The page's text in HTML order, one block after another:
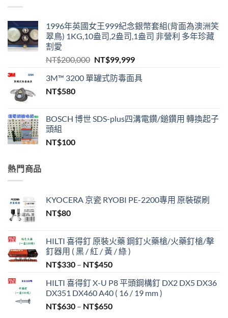
1996年英國女王999紀念銀幣套組(背面為澳洲笑
翠鳥) 1KG,10盎司,2盎司,1盎司 非營利 多年珍藏
割愛
NT$200,000 原
價
NT$99,999目
價
3M™ 3200 單罐式防毒面具
NT$580
BOSCH 博世 SDS-plus四溝電鑽/鎚鑽用 轉換起子
頭組
NT$100
熱門商品
KYOCERA 京瓷 RYOBI PE-2200專用 原裝碳刷
NT$80
HILTI 喜得釘 原裝火藥 鋼釘火藥槍/火藥釘槍/擊
釘器用 ( 黑 / 紅 / 黃 / 綠 )
NT$330 – NT$450價
範
圍：
NT$330
HILTI 喜得釘 X-U P8 平頭鋼構釘 DX2 DX5 DX36
DX351 DX460 A40 ( 16 / 19 mm )
NT$630 – NT$650價